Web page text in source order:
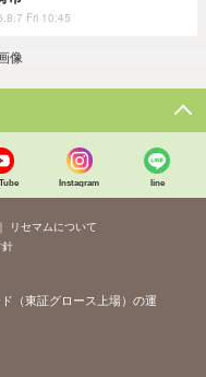
Fri 10:45
像
Instagram line
リセマムについて
針
（東証グロース上場）の運